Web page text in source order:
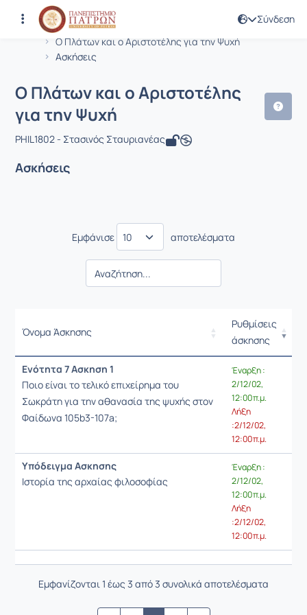
Σύνδεση
Αρχική Σελίδα
O Πλάτων και ο Αριστοτέλης για την Ψυχή
Ασκήσεις
Μάθημα : O Πλάτων και ο
Κωδικός : PHIL1802
O Πλάτων και ο Αριστοτέλης
για την Ψυχή
PHIL1802 - Στασινός Σταυριανέας
Ασκήσεις
Εμφάνισε αποτελέσματα
Όνομα Άσκησης
Ρυθμίσεις
άσκησης
Ρυθμίσεις
Ενότητα 7 Ασκηση 1
Ποιο είναι το τελικό επιχείρημα του
Σωκράτη για την αθανασία της ψυχής στον
Φαίδωνα 105b3-107a;
Έναρξη :
2/12/02,
12:00 π.μ.
Λήξη
:2/12/02,
12:00 π.μ.
Υπόδειγμα Ασκησης
Ιστορία της αρχαίας φιλοσοφίας
Έναρξη :
2/12/02,
12:00 π.μ.
Λήξη
:2/12/02,
12:00 π.μ.
Εμφανίζονται 1 έως 3 από 3 συνολικά αποτελέσματα